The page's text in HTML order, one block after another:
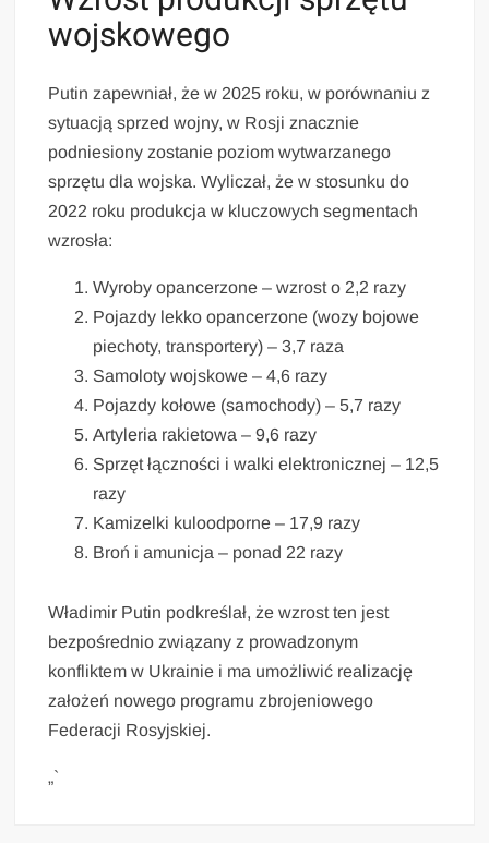
wojskowego
Putin zapewniał, że w 2025 roku, w porównaniu z
sytuacją sprzed wojny, w Rosji znacznie
podniesiony zostanie poziom wytwarzanego
sprzętu dla wojska. Wyliczał, że w stosunku do
2022 roku produkcja w kluczowych segmentach
wzrosła:
Wyroby opancerzone – wzrost o 2,2 razy
Pojazdy lekko opancerzone (wozy bojowe
piechoty, transportery) – 3,7 raza
Samoloty wojskowe – 4,6 razy
Pojazdy kołowe (samochody) – 5,7 razy
Artyleria rakietowa – 9,6 razy
Sprzęt łączności i walki elektronicznej – 12,5
razy
Kamizelki kuloodporne – 17,9 razy
Broń i amunicja – ponad 22 razy
Władimir Putin podkreślał, że wzrost ten jest
bezpośrednio związany z prowadzonym
konfliktem w Ukrainie i ma umożliwić realizację
założeń nowego programu zbrojeniowego
Federacji Rosyjskiej.
„`